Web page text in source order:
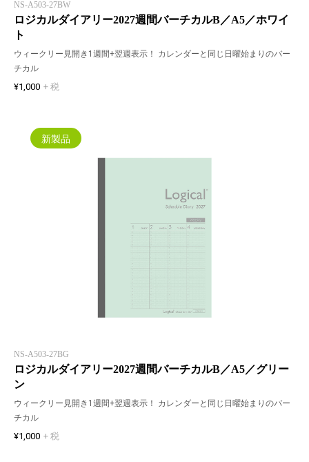
NS-A503-27BW
ロジカルダイアリー2027週間バーチカルB／A5／ホワイ
ト
ウィークリー見開き1週間+翌週表示！ カレンダーと同じ日曜始まりのバー
チカル
¥1,000 + 税
新製品
NS-A503-27BG
ロジカルダイアリー2027週間バーチカルB／A5／グリー
ン
ウィークリー見開き1週間+翌週表示！ カレンダーと同じ日曜始まりのバー
チカル
¥1,000 + 税